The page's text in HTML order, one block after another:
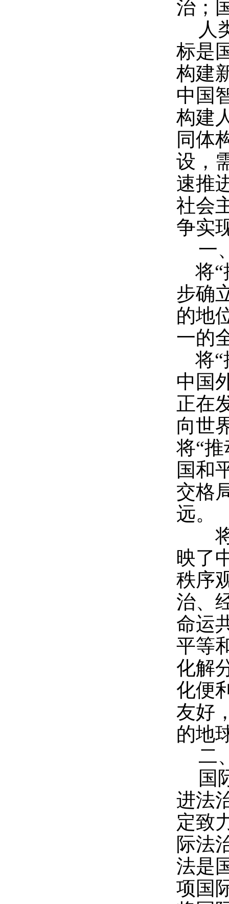
治；
人
标是
构建
中国
构建
同体
设，
速推
社会
争实
一
将
步确
的地
一的
将
中国
正在
向世
将“
国和
交格
远。
将“
映了
秩序
治、
命运
平等
化解
化便
友好
的地
二
国
进法
定致
际法
法是
项国